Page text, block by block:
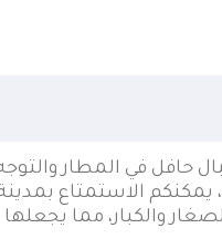
حافل في المطار
الاستمتاع بمدينة
والكبار، مما